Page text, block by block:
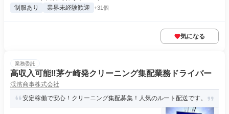
制服あり 業界未経験歓迎 +31個
気になる
業務委託
高収入可能‼茅ケ崎発クリーニング集配業務ドライバー
渓濱商事株式会社
安定稼働で安心！クリーニング集配募集！人気のルート配送です。